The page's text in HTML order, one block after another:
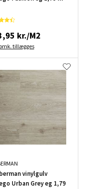
kr./M2
tillægges
vinylgulv
Urban Grey eg 1,79